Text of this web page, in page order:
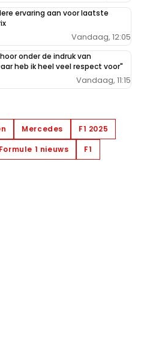
ervaring aan voor laatste
Vandaag, 12:05
onder de indruk van
heb ik heel veel respect voor"
Vandaag, 11:15
Mercedes
F1 2025
Formule 1 nieuws
F1